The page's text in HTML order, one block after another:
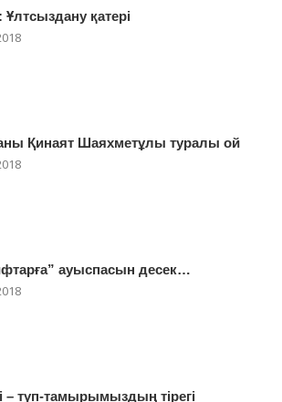
қатері
Қинаят Шаяхметұлы туралы ой
ауыспасын десек…
– түп-тамырымыздың тірегі